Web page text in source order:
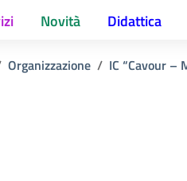
Novità Didattica
Organizzazione IC “Cavour –